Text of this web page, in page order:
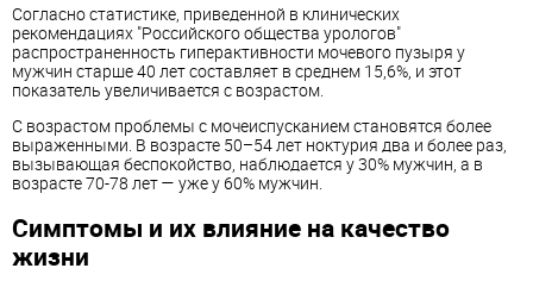
Согласно статистике, приведенной в клинических
рекомендациях "Российского общества урологов"
распространенность гиперактивности мочевого пузыря у
мужчин старше 40 лет составляет в среднем 15,6%, и этот
показатель увеличивается с возрастом.
С возрастом проблемы с мочеиспусканием становятся более
выраженными. В возрасте 50–54 лет ноктурия два и более раз,
вызывающая беспокойство, наблюдается у 30% мужчин, а в
возрасте 70-78 лет — уже у 60% мужчин.
Симптомы и их влияние на качество
жизни